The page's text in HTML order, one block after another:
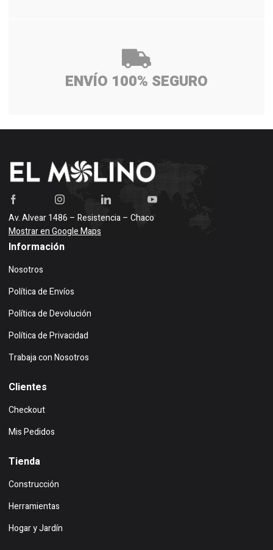
ENVÍO 100% SEGURO
Av. Alvear 1486 – Resistencia – Chaco
Mostrar en Google Maps
Información
Nosotros
Política de Envíos
Política de Devolución
Política de Privacidad
Trabaja con Nosotros
Clientes
Checkout
Mis Pedidos
Tienda
Construcción
Herramientas
Hogar y Jardín